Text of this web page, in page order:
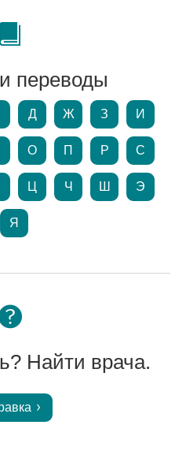
переводы
Д Ж З И
О П Р С
Ц Ч Ш Э
Я
Найти врача.